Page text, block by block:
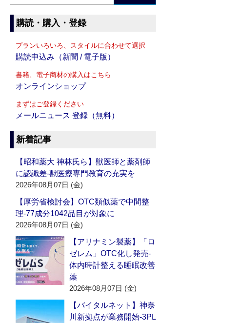
購読・購入・登録
プランいろいろ、スタイルに合わせて選択
購読申込み（新聞 / 電子版）
書籍、電子商材の購入はこちら
オンラインショップ
まずはご登録ください
メールニュース 登録（無料）
新着記事
【昭和薬大 神林氏ら】獣医師と薬剤師
に認識差‐獣医療専門教育の充実を
2026年08月07日 (金)
【厚労省検討会】OTC類似薬で中間整
理‐77成分1042品目が対象に
2026年08月07日 (金)
【アリナミン製薬】「ロ
ゼレム」OTC化し発売‐
体内時計整える睡眠改善
薬
2026年08月07日 (金)
【バイタルネット】神奈
川新拠点が業務開始‐3PL